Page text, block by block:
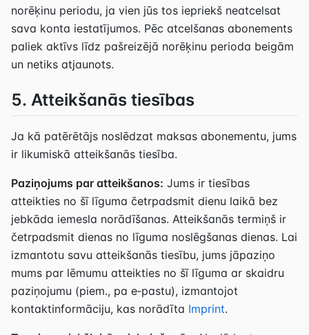
norēķinu periodu, ja vien jūs tos iepriekš neatcelsat
sava konta iestatījumos. Pēc atcelšanas abonements
paliek aktīvs līdz pašreizējā norēķinu perioda beigām
un netiks atjaunots.
5. Atteikšanās tiesības
Ja kā patērētājs noslēdzat maksas abonementu, jums
ir likumiskā atteikšanās tiesība.
Paziņojums par atteikšanos: Jums ir tiesības
atteikties no šī līguma četrpadsmit dienu laikā bez
jebkāda iemesla norādīšanas. Atteikšanās termiņš ir
četrpadsmit dienas no līguma noslēgšanas dienas. Lai
izmantotu savu atteikšanās tiesību, jums jāpaziņo
mums par lēmumu atteikties no šī līguma ar skaidru
paziņojumu (piem., pa e‑pastu), izmantojot
kontaktinformāciju, kas norādīta Imprint.